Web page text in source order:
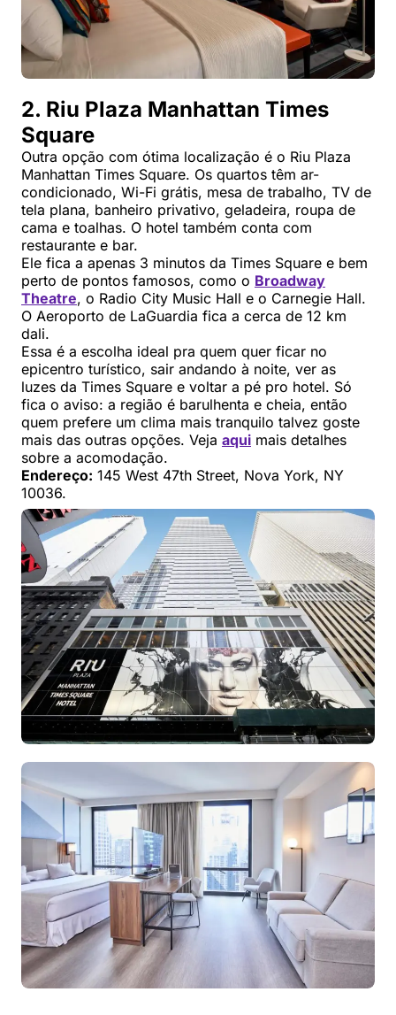
2. Riu Plaza Manhattan Times
Square
Outra opção com ótima localização é o Riu Plaza
Manhattan Times Square. Os quartos têm ar-
condicionado, Wi-Fi grátis, mesa de trabalho, TV de
tela plana, banheiro privativo, geladeira, roupa de
cama e toalhas. O hotel também conta com
restaurante e bar.
Ele fica a apenas 3 minutos da Times Square e bem
perto de pontos famosos, como o Broadway
Theatre, o Radio City Music Hall e o Carnegie Hall.
O Aeroporto de LaGuardia fica a cerca de 12 km
dali.
Essa é a escolha ideal pra quem quer ficar no
epicentro turístico, sair andando à noite, ver as
luzes da Times Square e voltar a pé pro hotel. Só
fica o aviso: a região é barulhenta e cheia, então
quem prefere um clima mais tranquilo talvez goste
mais das outras opções. Veja aqui mais detalhes
sobre a acomodação.
Endereço: 145 West 47th Street, Nova York, NY
10036.